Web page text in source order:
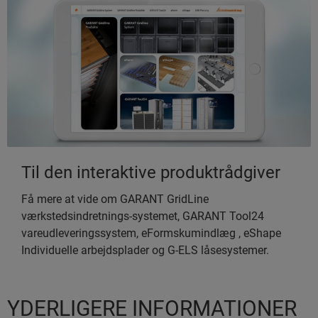
Til den interaktive produktrådgiver
Få mere at vide om GARANT GridLine
værkstedsindretnings-systemet, GARANT Tool24
vareudleveringssystem, eFormskumindlæg , eShape
Individuelle arbejdsplader og G-ELS låsesystemer.
YDERLIGERE INFORMATIONER